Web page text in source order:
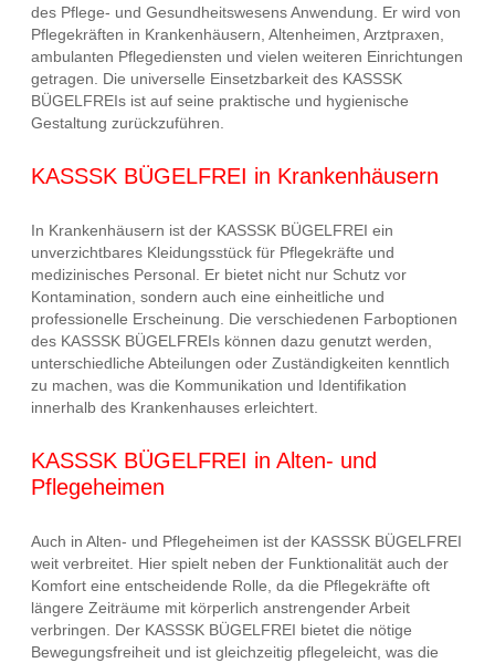
des Pflege- und Gesundheitswesens Anwendung. Er wird von
Pflegekräften in Krankenhäusern, Altenheimen, Arztpraxen,
ambulanten Pflegediensten und vielen weiteren Einrichtungen
getragen. Die universelle Einsetzbarkeit des KASSSK
BÜGELFREIs ist auf seine praktische und hygienische
Gestaltung zurückzuführen.
KASSSK BÜGELFREI in Krankenhäusern
In Krankenhäusern ist der KASSSK BÜGELFREI ein
unverzichtbares Kleidungsstück für Pflegekräfte und
medizinisches Personal. Er bietet nicht nur Schutz vor
Kontamination, sondern auch eine einheitliche und
professionelle Erscheinung. Die verschiedenen Farboptionen
des KASSSK BÜGELFREIs können dazu genutzt werden,
unterschiedliche Abteilungen oder Zuständigkeiten kenntlich
zu machen, was die Kommunikation und Identifikation
innerhalb des Krankenhauses erleichtert.
KASSSK BÜGELFREI in Alten- und
Pflegeheimen
Auch in Alten- und Pflegeheimen ist der KASSSK BÜGELFREI
weit verbreitet. Hier spielt neben der Funktionalität auch der
Komfort eine entscheidende Rolle, da die Pflegekräfte oft
längere Zeiträume mit körperlich anstrengender Arbeit
verbringen. Der KASSSK BÜGELFREI bietet die nötige
Bewegungsfreiheit und ist gleichzeitig pflegeleicht, was die